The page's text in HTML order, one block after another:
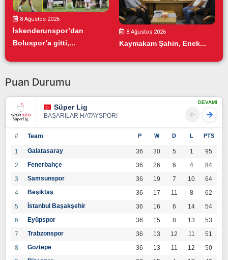
8 Ağustos 2026
İskenderunspor’dan
Boluspor’a gitti,...
8 Ağustos 2026
Kaymakam Şahin, Enek...
Puan Durumu
Süper Lig
BAŞARILAR HATAYSPOR!
DEVAMI
# Team P W D L PTS
1 Galatasaray 36 30 5 1
95
2
Fenerbahçe 36 26 6 4
84
3
Samsunspor 36 19 7 10
64
4
Beşiktaş 36 17 11 8
62
5
İstanbul Başakşehir 36 16 6 14
54
6
Eyüpspor 36 15 8 13
53
7
Trabzonspor 36 13 12 11
51
8
Göztepe 36 13 11 12
50